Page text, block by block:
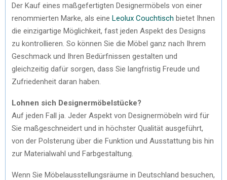
Der Kauf eines maßgefertigten Designermöbels von einer
renommierten Marke, als eine Leolux Couchtisch bietet Ihnen
die einzigartige Möglichkeit, fast jeden Aspekt des Designs
zu kontrollieren. So können Sie die Möbel ganz nach Ihrem
Geschmack und Ihren Bedürfnissen gestalten und
gleichzeitig dafür sorgen, dass Sie langfristig Freude und
Zufriedenheit daran haben.
Lohnen sich Designermöbelstücke?
Auf jeden Fall ja. Jeder Aspekt von Designermöbeln wird für
Sie maßgeschneidert und in höchster Qualität ausgeführt,
von der Polsterung über die Funktion und Ausstattung bis hin
zur Materialwahl und Farbgestaltung.
Wenn Sie Möbelausstellungsräume in Deutschland besuchen,